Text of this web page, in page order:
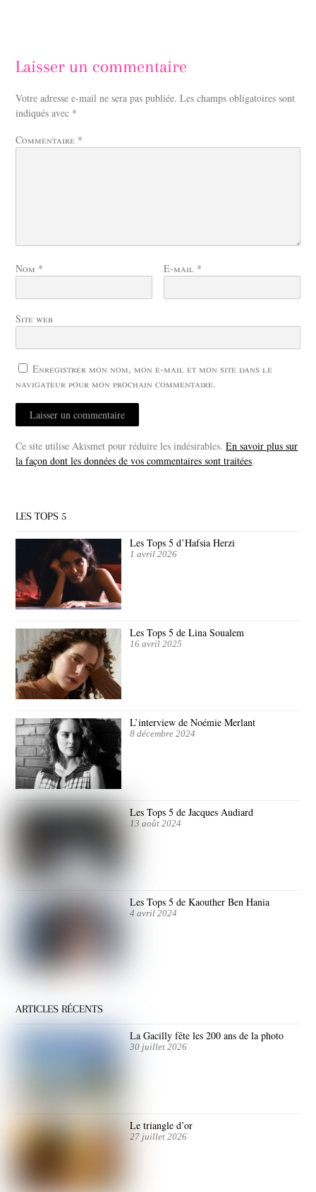
Laisser un commentaire
Votre adresse e-mail ne sera pas publiée. Les champs obligatoires sont
indiqués avec *
Commentaire *
Nom * E-mail *
Site web
Enregistrer mon nom, mon e-mail et mon site dans le
navigateur pour mon prochain commentaire.
Ce site utilise Akismet pour réduire les indésirables.En savoir plus sur
la façon dont les données de vos commentaires sont traitées.
LES TOPS 5
Les Tops 5 d’Hafsia Herzi
1 avril 2026
Les Tops 5 de Lina Soualem
16 avril 2025
L’interview de Noémie Merlant
8 décembre 2024
Les Tops 5 de Jacques Audiard
13 août 2024
Les Tops 5 de Kaouther Ben Hania
4 avril 2024
ARTICLES RÉCENTS
La Gacilly fête les 200 ans de la photo
30 juillet 2026
Le triangle d’or
27 juillet 2026